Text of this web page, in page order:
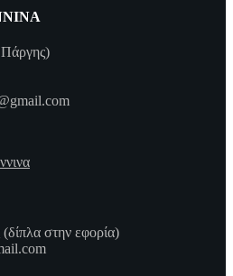
Πάργης)
στην εφορία)